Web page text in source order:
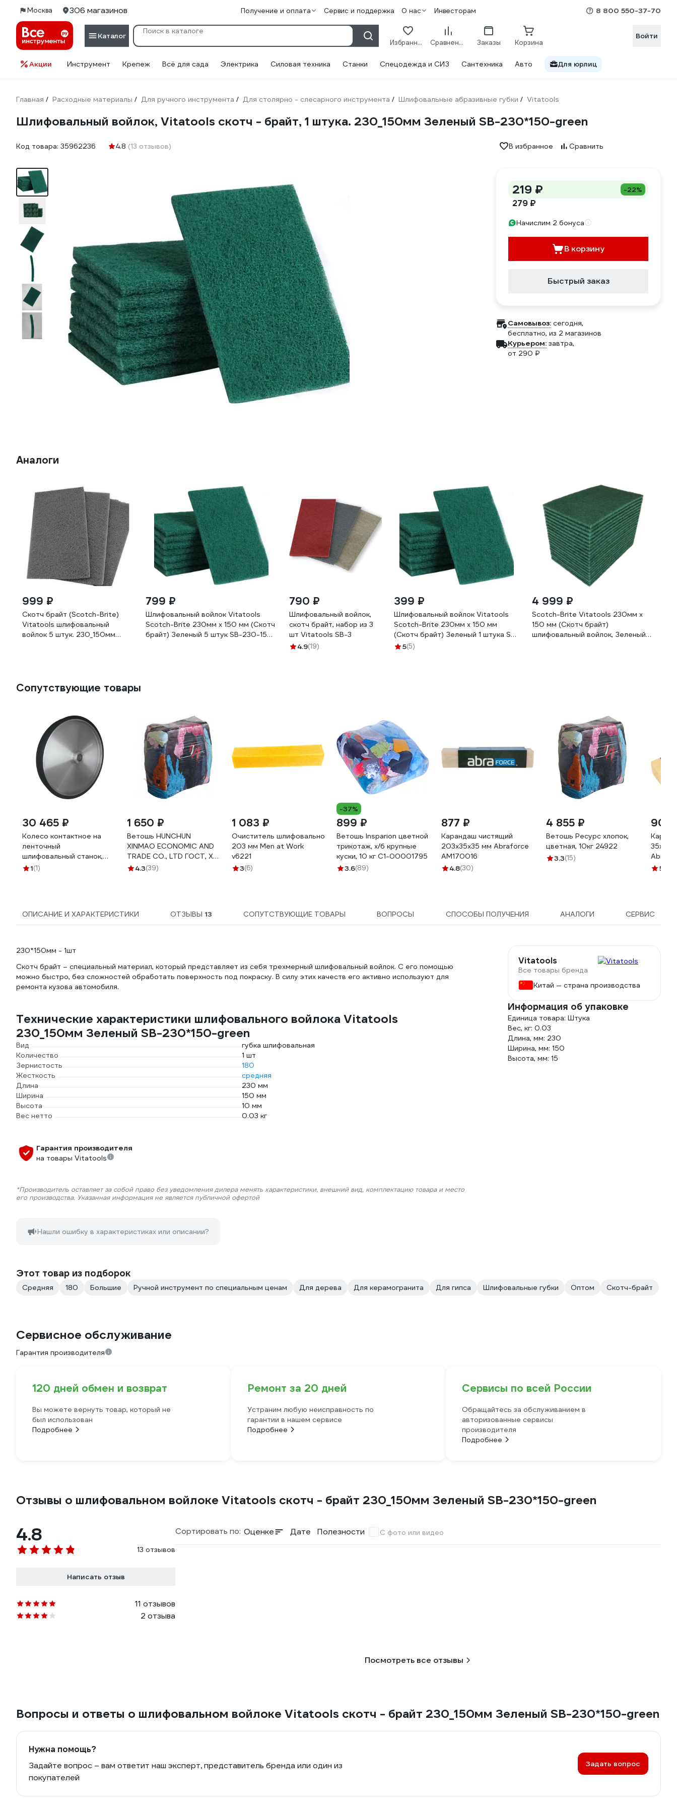
Москва 306 магазинов Получение и оплата Сервис и поддержка О нас Инвесторам 8 800 550-37-70
Каталог
Избранное Сравнение Заказы Корзина
Войти
Акции Инструмент Крепеж Всё для сада Электрика Силовая техника Станки Спецодежда и СИЗ Сантехника Авто Для юрлиц
Главная / Расходные материалы / Для ручного инструмента / Для столярно - слесарного инструмента / Шлифовальные абразивные губки / Vitatools
Шлифовальный войлок, Vitatools скотч - брайт, 1 штука. 230_150мм Зеленый SB-230*150-green
Код товара: 35962236 4.8 (13 отзывов) В избранное Сравнить
219 ₽ -22%
279 ₽
Начислим 2 бонуса
В корзину
Быстрый заказ
Самовывоз: сегодня,
бесплатно, из 2 магазинов
Курьером: завтра,
от 290 ₽
Аналоги
999 ₽
Скотч брайт (Scotch-Brite)
Vitatools шлифовальный
войлок 5 штук. 230_150мм
799 ₽
Шлифовальный войлок Vitatools
Scotch-Brite 230мм х 150 мм (Скотч
брайт) Зеленый 5 штук SB-230-150-
790 ₽
Шлифовальный войлок,
скотч брайт, набор из 3
шт Vitatools SB-3
4.9(19)
399 ₽
Шлифовальный войлок Vitatools
Scotch-Brite 230мм х 150 мм
(Скотч брайт) Зеленый 1 штука SB-
230-150-green-Vitatools
5(5)
4 999 ₽
Scotch-Brite Vitatools 230мм х
150 мм (Скотч брайт)
шлифовальный войлок, Зеленый
Сопутствующие товары
30 465 ₽
Колесо контактное на
ленточный
шлифовальный станок,
ленточный гриндер CW
1(1)
1 650 ₽
Ветошь HUNCHUN
XINMAO ECONOMIC AND
TRADE CO., LTD ГОСТ, ХБ
цветной трикотаж,
4.3(39)
1 083 ₽
Очиститель шлифовальной ленты
203 мм Men at Work
v6221
3(6)
-37%
899 ₽
Ветошь Insparion цветной
трикотаж, х/б крупные
куски, 10 кг С1-00001795
3.6(89)
877 ₽
Карандаш чистящий
203х35x35 мм Abraforce
АМ170016
4.8(30)
4 855 ₽
Ветошь Ресурс хлопок,
цветная, 10кг 24922
3.3(15)
903
5
ОПИСАНИЕ И ХАРАКТЕРИСТИКИ ОТЗЫВЫ 13 СОПУТСТВУЮЩИЕ ТОВАРЫ ВОПРОСЫ СПОСОБЫ ПОЛУЧЕНИЯ АНАЛОГИ СЕРВИС
230*150мм - 1шт
Скотч брайт – специальный материал, который представляет из себя трехмерный шлифовальный войлок. С его помощью
можно быстро, без сложностей обработать поверхность под покраску. В силу этих качеств его активно используют для
ремонта кузова автомобиля.
Технические характеристики шлифовального войлока Vitatools
230_150мм Зеленый SB-230*150-green
Вид
губка шлифовальная
Количество
1 шт
Зернистость
180
Жесткость
средняя
Длина
230 мм
Ширина
150 мм
Высота
10 мм
Вес нетто
0.03 кг
Гарантия производителя
на товары Vitatools
*Производитель оставляет за собой право без уведомления дилера менять характеристики, внешний вид, комплектацию товара и место
его производства. Указанная информация не является публичной офертой
Нашли ошибку в характеристиках или описании?
Vitatools
Все товары бренда
Китай — страна производства
Информация об упаковке
Единица товара: Штука
Вес, кг: 0.03
Длина, мм: 230
Ширина, мм: 150
Высота, мм: 15
Этот товар из подборок
Средняя 180 Большие Ручной инструмент по специальным ценам Для дерева Для керамогранита Для гипса Шлифовальные губки Оптом Скотч-брайт
Сервисное обслуживание
Гарантия производителя
120 дней обмен и возврат
Вы можете вернуть товар, который не
был использован
Подробнее
Ремонт за 20 дней
Устраним любую неисправность по
гарантии в нашем сервисе
Подробнее
Сервисы по всей России
Обращайтесь за обслуживанием в
авторизованные сервисы
производителя
Подробнее
Отзывы о шлифовальном войлоке Vitatools скотч - брайт 230_150мм Зеленый SB-230*150-green
4.8
13 отзывов
Написать отзыв
11 отзывов
2 отзыва
Сортировать по: Оценке Дате Полезности С фото или видео
Посмотреть все отзывы
Вопросы и ответы о шлифовальном войлоке Vitatools скотч - брайт 230_150мм Зеленый SB-230*150-green
Нужна помощь?
Задайте вопрос – вам ответит наш эксперт, представитель бренда или один из
покупателей
Задать вопрос